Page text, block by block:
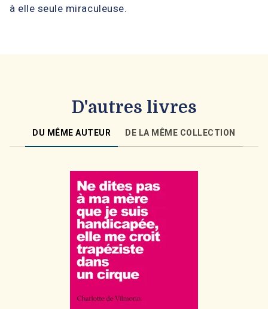
à elle seule miraculeuse.
D'autres livres
DU MÊME AUTEUR DE LA MÊME COLLECTION